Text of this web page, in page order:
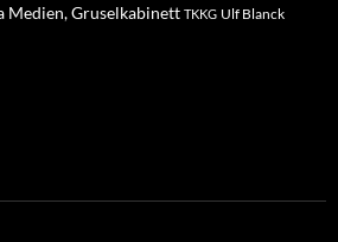
Medien, Gruselkabinett TKKG Ulf Blanck